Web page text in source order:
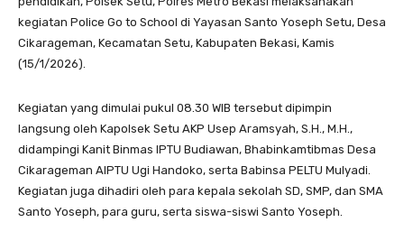
kegiatan Police Go to School di Yayasan Santo Yoseph Setu, Desa
Cikarageman, Kecamatan Setu, Kabupaten Bekasi, Kamis
(15/1/2026).
Kegiatan yang dimulai pukul 08.30 WIB tersebut dipimpin
langsung oleh Kapolsek Setu AKP Usep Aramsyah, S.H., M.H.,
didampingi Kanit Binmas IPTU Budiawan, Bhabinkamtibmas Desa
Cikarageman AIPTU Ugi Handoko, serta Babinsa PELTU Mulyadi.
Kegiatan juga dihadiri oleh para kepala sekolah SD, SMP, dan SMA
Santo Yoseph, para guru, serta siswa-siswi Santo Yoseph.